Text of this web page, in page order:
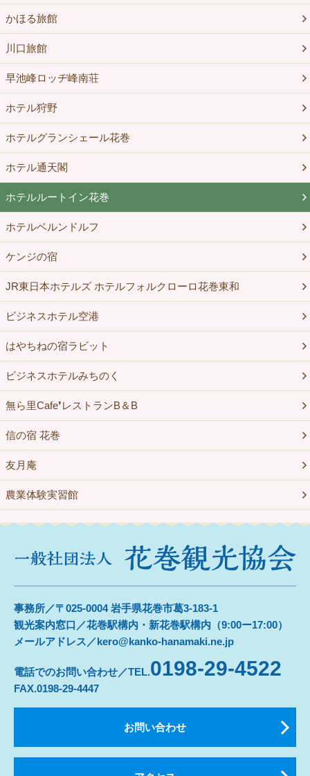
かほる旅館
川口旅館
早池峰ロッヂ峰南荘
ホテル狩野
ホテルグランシェール花巻
ホテル通天閣
ホテルルートイン花巻
ホテルベルンドルフ
ケンジの宿
JR東日本ホテルズ ホテルフォルクローロ花巻東和
ビジネスホテル空港
はやちねの宿ラビット
ビジネスホテルみちのく
無ら里Cafe❜レストランB＆B
信の宿 花巻
友月庵
農業体験実習館
事務所／〒025-0004 岩手県花巻市葛3-183-1
観光案内窓口／花巻駅構内・新花巻駅構内（9:00ー17:00）
メールアドレス／kero@kanko-hanamaki.ne.jp
電話でのお問い合わせ／TEL.0198-29-4522
FAX.0198-29-4447
お問い合わせ